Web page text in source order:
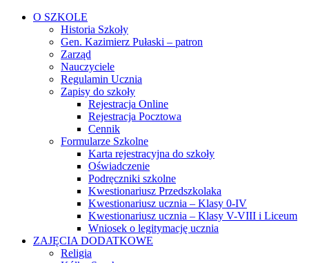
O SZKOLE
Historia Szkoły
Gen. Kazimierz Pułaski – patron
Zarząd
Nauczyciele
Regulamin Ucznia
Zapisy do szkoły
Rejestracja Online
Rejestracja Pocztowa
Cennik
Formularze Szkolne
Karta rejestracyjna do szkoły
Oświadczenie
Podręczniki szkolne
Kwestionariusz Przedszkolaka
Kwestionariusz ucznia – Klasy 0-IV
Kwestionariusz ucznia – Klasy V-VIII i Liceum
Wniosek o legitymację ucznia
ZAJĘCIA DODATKOWE
Religia